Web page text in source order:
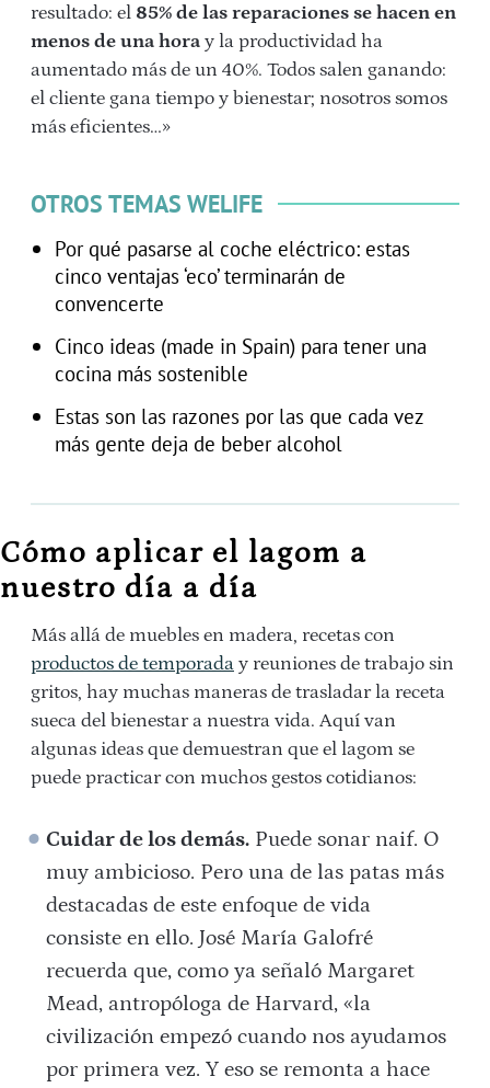
resultado: el 85% de las reparaciones se hacen en
menos de una hora y la productividad ha
aumentado más de un 40%. Todos salen ganando:
el cliente gana tiempo y bienestar; nosotros somos
más eficientes…»
OTROS TEMAS WELIFE
Por qué pasarse al coche eléctrico: estas
cinco ventajas ‘eco’ terminarán de
convencerte
Cinco ideas (made in Spain) para tener una
cocina más sostenible
Estas son las razones por las que cada vez
más gente deja de beber alcohol
Cómo aplicar el lagom a
nuestro día a día
Más allá de muebles en madera, recetas con
productos de temporada y reuniones de trabajo sin
gritos, hay muchas maneras de trasladar la receta
sueca del bienestar a nuestra vida. Aquí van
algunas ideas que demuestran que el lagom se
puede practicar con muchos gestos cotidianos:
Cuidar de los demás. Puede sonar naif. O
muy ambicioso. Pero una de las patas más
destacadas de este enfoque de vida
consiste en ello. José María Galofré
recuerda que, como ya señaló Margaret
Mead, antropóloga de Harvard, «la
civilización empezó cuando nos ayudamos
por primera vez. Y eso se remonta a hace